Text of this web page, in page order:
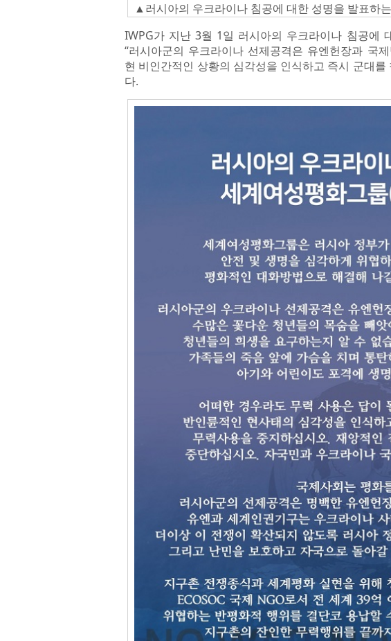
▲러시아의 우크라이나 침공에 대한 성명을 발표하
IWPG가 지난 3월 1일 러시아의 우크라이나 침공에
“러시아군의 우크라이나 선제공격은 유엔헌장과 국
현 비인간적인 상황의 심각성을 인식하고 즉시 군대
다.